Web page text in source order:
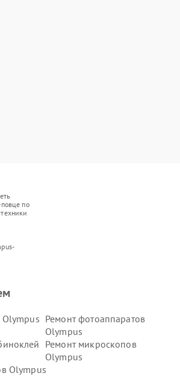
по
Olympus Ремонт фотоаппаратов
Olympus
Ремонт микроскопов
Olympus
Olympus